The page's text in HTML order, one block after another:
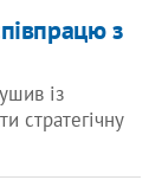
з
із
стратегічну